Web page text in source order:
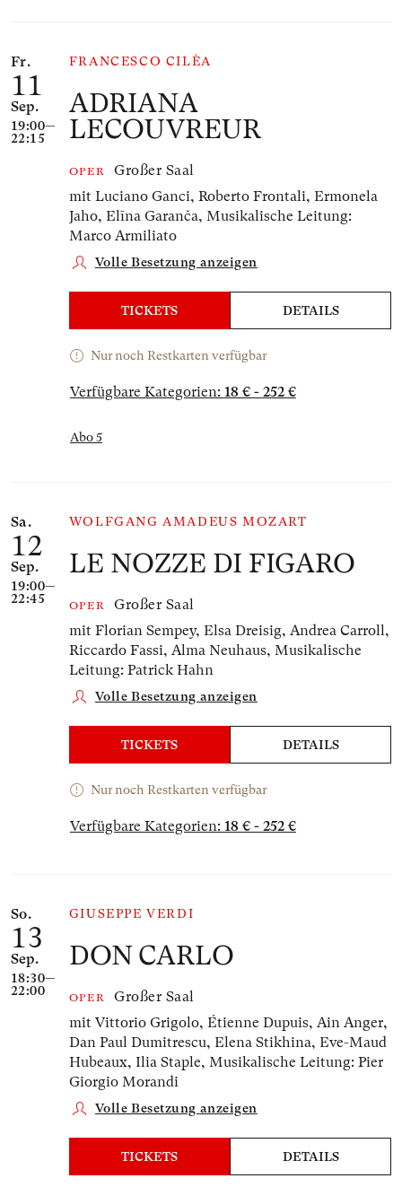
Fr.
11
Sep.
19:00—
22:15
FRANCESCO CILÈA
ADRIANA
LECOUVREUR
OPER
Großer Saal
mit Luciano Ganci, Roberto Frontali, Ermonela
Jaho, Elīna Garanča, Musikalische Leitung:
Marco Armiliato
Volle Besetzung anzeigen
TICKETS DETAILS
Nur noch Restkarten verfügbar
Verfügbare Kategorien: 18 € - 252 €
Abo 5
Sa.
12
Sep.
19:00—
22:45
WOLFGANG AMADEUS MOZART
LE NOZZE DI FIGARO
OPER
Großer Saal
mit Florian Sempey, Elsa Dreisig, Andrea Carroll,
Riccardo Fassi, Alma Neuhaus, Musikalische
Leitung: Patrick Hahn
Volle Besetzung anzeigen
TICKETS DETAILS
Nur noch Restkarten verfügbar
Verfügbare Kategorien: 18 € - 252 €
So.
13
Sep.
18:30—
22:00
GIUSEPPE VERDI
DON CARLO
OPER
Großer Saal
mit Vittorio Grigolo, Étienne Dupuis, Ain Anger,
Dan Paul Dumitrescu, Elena Stikhina, Eve-Maud
Hubeaux, Ilia Staple, Musikalische Leitung: Pier
Giorgio Morandi
Volle Besetzung anzeigen
TICKETS DETAILS